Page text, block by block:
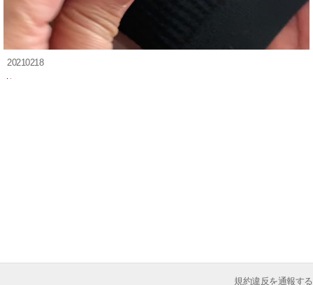
20210218
規約違反を通報する